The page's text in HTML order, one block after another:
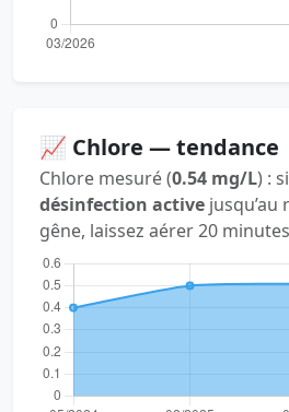
📈 Chlore — tendance
Chlore mesuré (0.54 mg/L) :
désinfection active
gêne, laissez aérer 20